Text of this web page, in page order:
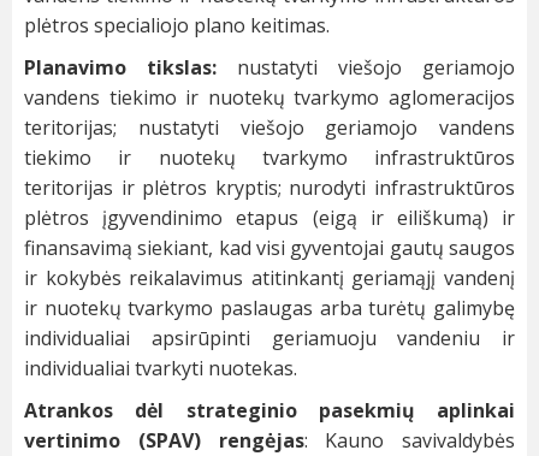
plėtros specialiojo plano keitimas.
Planavimo tikslas: nustatyti viešojo geriamojo
vandens tiekimo ir nuotekų tvarkymo aglomeracijos
teritorijas; nustatyti viešojo geriamojo vandens
tiekimo ir nuotekų tvarkymo infrastruktūros
teritorijas ir plėtros kryptis; nurodyti infrastruktūros
plėtros įgyvendinimo etapus (eigą ir eiliškumą) ir
finansavimą siekiant, kad visi gyventojai gautų saugos
ir kokybės reikalavimus atitinkantį geriamąjį vandenį
ir nuotekų tvarkymo paslaugas arba turėtų galimybę
individualiai apsirūpinti geriamuoju vandeniu ir
individualiai tvarkyti nuotekas.
Atrankos dėl strateginio pasekmių aplinkai
vertinimo (SPAV) rengėjas: Kauno savivaldybės